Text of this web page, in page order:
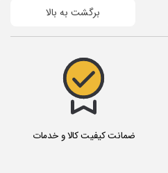
ضمانت کیفیت کالا و خدمات
برگشت به بالا